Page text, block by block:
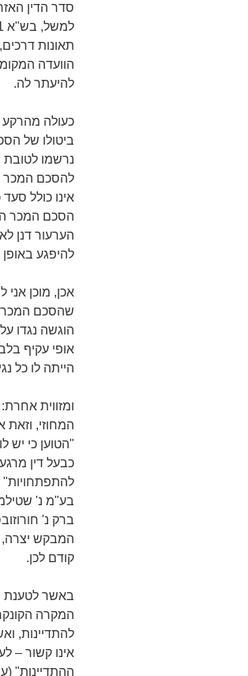
להיעתר לה.
כעולה מהרקע
ביטולו של
נרשמו לטובת
להסכם המכר
אינו כולל
הסכם המכר
הערעור דנן
להיפגע
אכן, מוכן אני
שהסכם המכר
הוגשה נגדו
אופי עקיף
הייתה לו כל
ומזווית
המחוזי, וזאת
"הטוען כי יש
כבעל דין
המבקש יצרה,
קודם לכן.
באשר לטענת
המקרה
להתדיינות,
אינו קשור –